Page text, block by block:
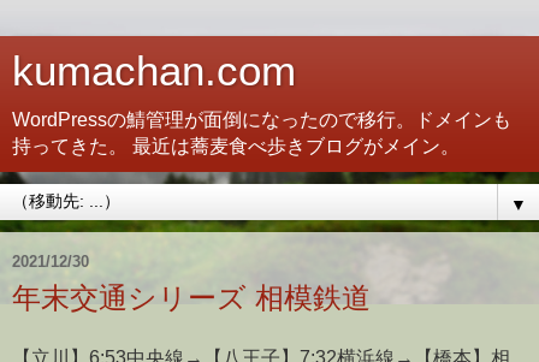
kumachan.com
WordPressの鯖管理が面倒になったので移行。ドメインも
持ってきた。 最近は蕎麦食べ歩きブログがメイン。
▼
2021/12/30
年末交通シリーズ 相模鉄道
【立川】6:53中央線→【八王子】7:32横浜線→【橋本】相